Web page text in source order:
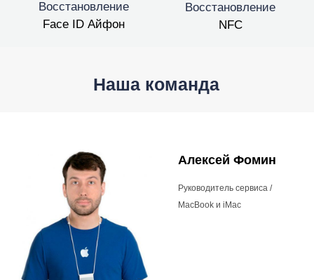
Восстановление
Face ID Айфон
Восстановление
NFC
Наша команда
Алексей Фомин
Руководитель сервиса /
MacBook и iMac